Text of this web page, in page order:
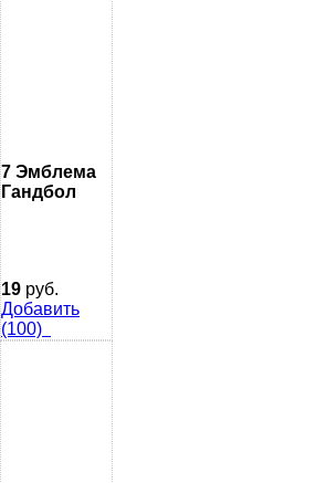
7 Эмблема
Гандбол
19 руб.
Добавить
(100)